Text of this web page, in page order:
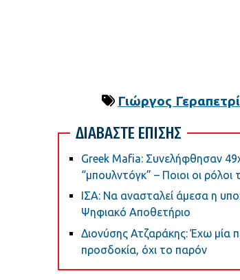
Γιώργος
ΔΙΑΒΑΣΤΕ ΕΠΙΣΗΣ
Greek Μafia: Συνελήφθησαν
“μπουλντόγκ” – Ποιοι οι ρόλοι
ΙΣΑ: Να ανασταλεί άμεσα η
Ψηφιακό Αποθετήριο
Διονύσης Ατζαράκης: Έχω μία
προσδοκία, όχι το παρόν